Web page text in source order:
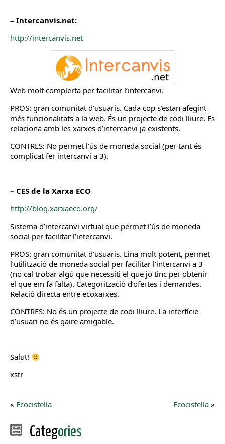
– Intercanvis.net:
http://intercanvis.net
Web molt complerta per facilitar l’intercanvi.
PROS: gran comunitat d’usuaris. Cada cop s’estan afegint
més funcionalitats a la web. És un projecte de codi lliure. Es
relaciona amb les xarxes d’intercanvi ja existents.
CONTRES: No permet l’ús de moneda social (per tant és
complicat fer intercanvi a 3).
– CES de la Xarxa ECO
http://blog.xarxaeco.org/
Sistema d’intercanvi virtual que permet l’ús de moneda
social per facilitar l’intercanvi.
PROS: gran comunitat d’usuaris. Eina molt potent, permet
l’utilització de moneda social per facilitar l’intercanvi a 3
(no cal trobar algú que necessiti el que jo tinc per obtenir
el que em fa falta). Categorització d’ofertes i demandes.
Relació directa entre ecoxarxes.
CONTRES: No és un projecte de codi lliure. La interfície
d’usuari no és gaire amigable.
Salut!
xstr
« Ecocistella Ecocistella »
Categories